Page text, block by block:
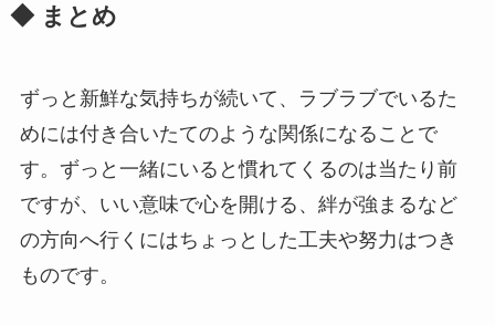
◆ まとめ
ずっと新鮮な気持ちが続いて、ラブラブでいるた
めには付き合いたてのような関係になることで
す。ずっと一緒にいると慣れてくるのは当たり前
ですが、いい意味で心を開ける、絆が強まるなど
の方向へ行くにはちょっとした工夫や努力はつき
ものです。